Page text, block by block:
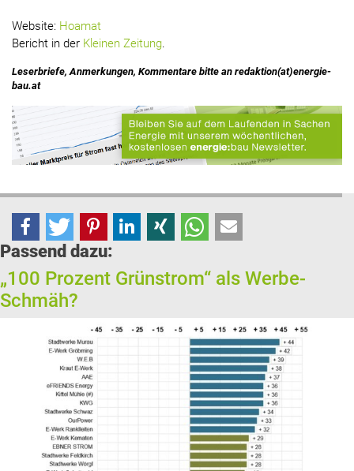
Website: Hoamat
Bericht in der Kleinen Zeitung.
Leserbriefe, Anmerkungen, Kommentare bitte an redaktion(at)energie-
bau.at
Passend dazu:
„100 Prozent Grünstrom“ als Werbe-
Schmäh?